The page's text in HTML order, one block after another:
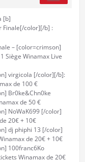
[b]
Finale[/color][/b] :
– [color=crimson]
Siège Winamax Live
virgicola [/color][/b]:
de 100 €
Br0ke&Chn0ke
de 50 €
NoWaK699 [/color]
20€ + 10€
dj phiphi 13 [/color]
de 20€ + 10€
100franc6Ko
Winamax de 20€